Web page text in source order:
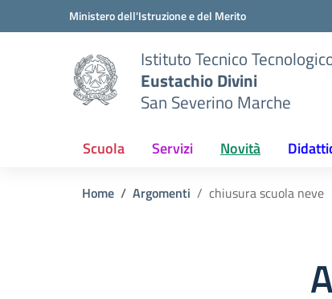
Vai ai contenuti
Vai al menu di navigazioneMinistero dell'Istruzione e del Merito
Istituto Tecnico
Eustachio Divini
San Severino Marche
Scuola Servizi Novità
Home Argomenti chiusura scuola neve